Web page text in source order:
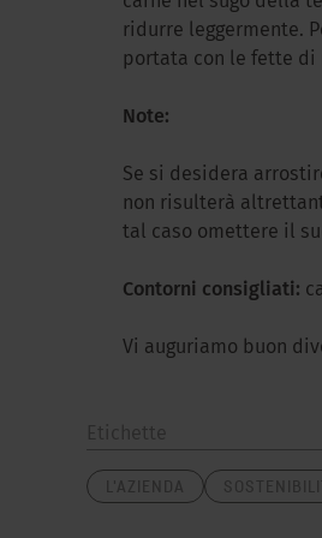
ridurre leggermente.
portata con le fette di
Note:
Se si desidera
non risulterà
tal caso omettere il
Contorni consigliati:
Vi auguriamo buon